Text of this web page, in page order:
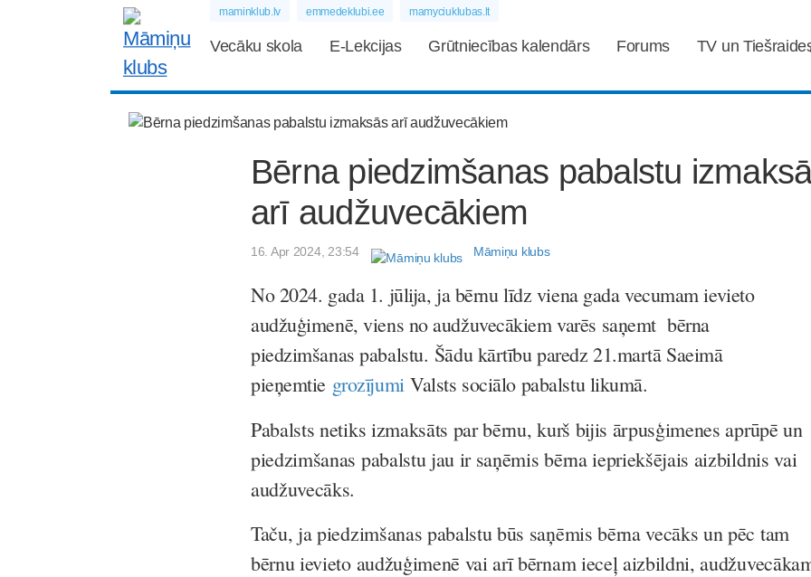
maminklub.lv emmedeklubi.ee mamyciuklubas.lt
Vecāku skola E-Lekcijas Grūtniecības kalendārs Forums TV un
Bērna piedzimšanas pabalstu
arī audžuvecākiem
16. Apr 2024, 23:54 Māmiņu klubs
No 2024. gada 1. jūlija, ja bērnu līdz viena gada vecumam ievieto
audžuģimenē, viens no audžuvecākiem varēs saņemt bērna
piedzimšanas pabalstu. Šādu kārtību paredz 21.martā Saeimā
pieņemtie grozījumiValsts sociālo pabalstu likumā.
Pabalsts netiks izmaksāts par bērnu, kurš bijis ārpusģimenes aprūpē un
piedzimšanas pabalstu jau ir saņēmis bērna iepriekšējais aizbildnis vai
audžuvecāks.
Taču, ja piedzimšanas pabalstu būs saņēmis bērna vecāks un pēc tam
bērnu ievieto audžuģimenē vai arī bērnam ieceļ aizbildni,